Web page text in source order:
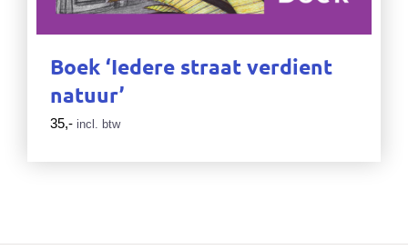
Boek ‘Iedere straat verdient
natuur’
35,- incl. btw